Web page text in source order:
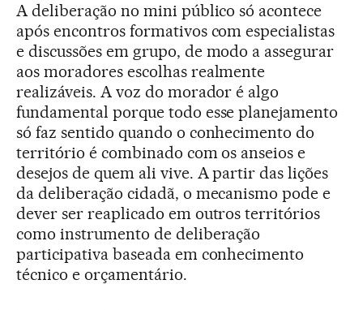
A deliberação no mini público só acontece
após encontros formativos com especialistas
e discussões em grupo, de modo a assegurar
aos moradores escolhas realmente
realizáveis. A voz do morador é algo
fundamental porque todo esse planejamento
só faz sentido quando o conhecimento do
território é combinado com os anseios e
desejos de quem ali vive. A partir das lições
da deliberação cidadã, o mecanismo pode e
dever ser reaplicado em outros territórios
como instrumento de deliberação
participativa baseada em conhecimento
técnico e orçamentário.